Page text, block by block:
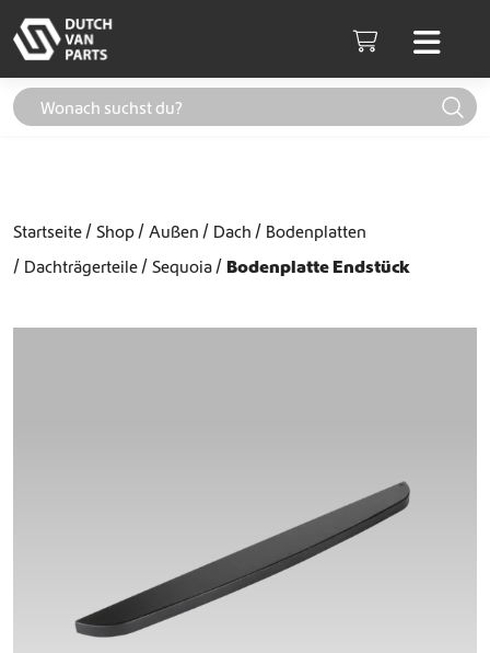
Cart
Startseite Shop Außen Dach
Bodenplatten
Dachträgerteile
Sequoia Bodenplatte Endstück